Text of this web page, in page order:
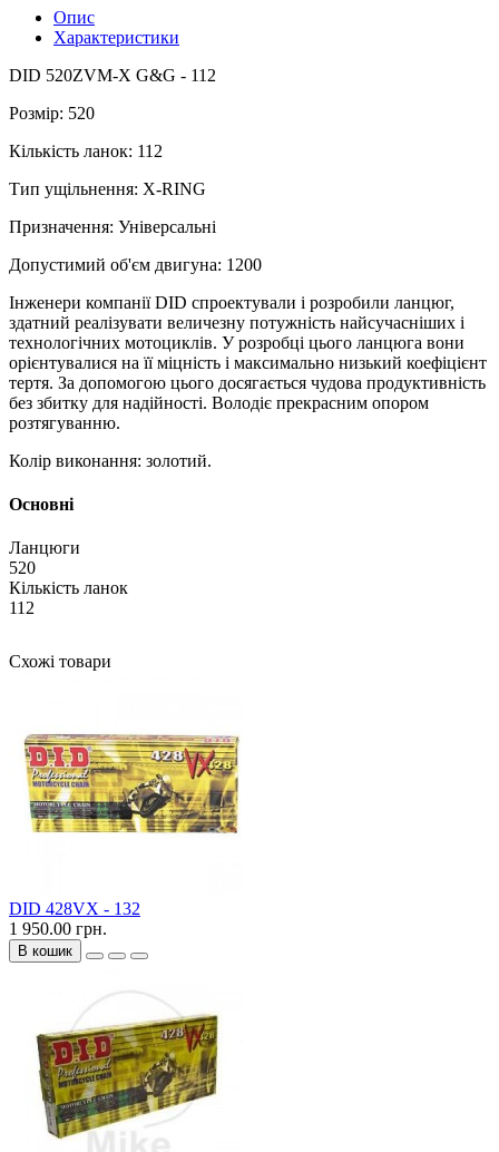
Опис
Характеристики
DID 520ZVM-X G&G - 112
Розмір: 520
Кількість ланок: 112
Тип ущільнення: X-RING
Призначення: Універсальні
Допустимий об'єм двигуна: 1200
Інженери компанії DID спроектували і розробили ланцюг,
здатний реалізувати величезну потужність найсучасніших і
технологічних мотоциклів. У розробці цього ланцюга вони
орієнтувалися на її міцність і максимально низький коефіцієнт
тертя. За допомогою цього досягається чудова продуктивність
без збитку для надійності. Володіє прекрасним опором
розтягуванню.
Колір виконання: золотий.
Основні
Ланцюги
520
Кількість ланок
112
Схожі товари
DID 428VX - 132
1 950.00 грн.
В кошик